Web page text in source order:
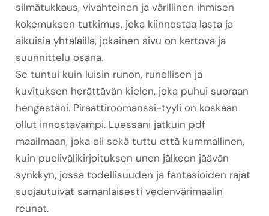
silmätukkaus, vivahteinen ja värillinen ihmisen
kokemuksen tutkimus, joka kiinnostaa lasta ja
aikuisia yhtälailla, jokainen sivu on kertova ja
suunnittelu osana.
Se tuntui kuin luisin runon, runollisen ja
kuvituksen herättävän kielen, joka puhui suoraan
hengestäni. Piraattiroomanssi-tyyli on koskaan
ollut innostavampi. Luessani jatkuin pdf
maailmaan, joka oli sekä tuttu että kummallinen,
kuin puolivälikirjoituksen unen jälkeen jäävän
synkkyn, jossa todellisuuden ja fantasioiden rajat
suojautuivat samanlaisesti vedenvärimaalin
reunat.